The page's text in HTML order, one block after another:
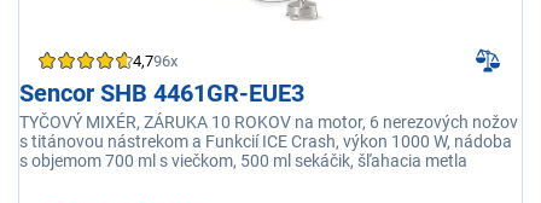
4,796x
Sencor SHB 4461GR-EUE3
TYČOVÝ MIXÉR, ZÁRUKA 10 ROKOV na motor, 6 nerezových nožov
s titánovou nástrekom a Funkcií ICE Crash, výkon 1000 W, nádoba
s objemom 700 ml s viečkom, 500 ml sekáčik, šľahacia metla